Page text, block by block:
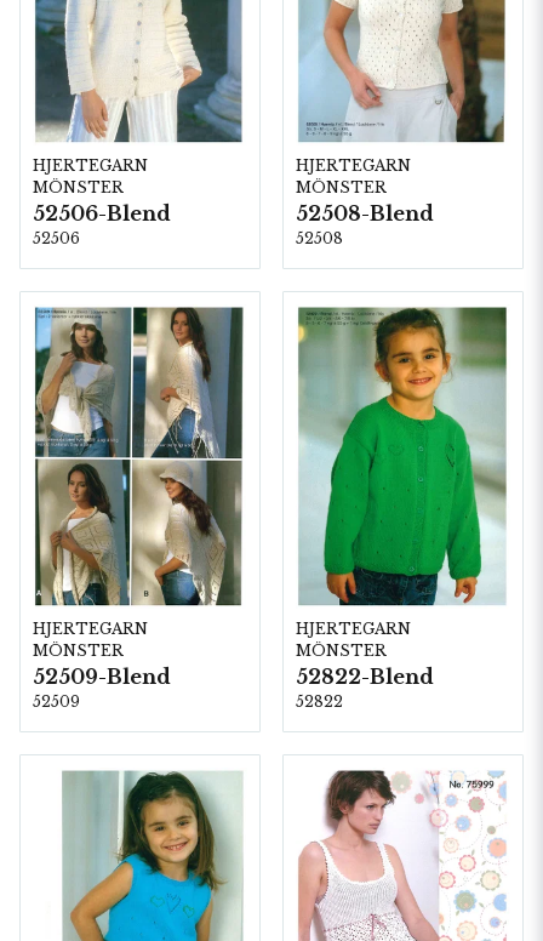
HJERTEGARN
MÖNSTER
52506-Blend
52506
HJERTEGARN
MÖNSTER
52508-Blend
52508
HJERTEGARN
MÖNSTER
52509-Blend
52509
HJERTEGARN
MÖNSTER
52822-Blend
52822